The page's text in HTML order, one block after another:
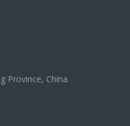
Province, China